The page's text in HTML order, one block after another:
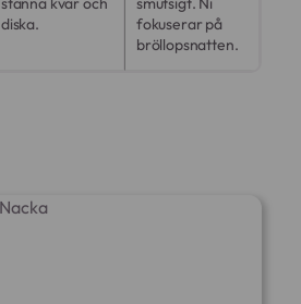
diska.
fokuserar på
bröllopsnatten.